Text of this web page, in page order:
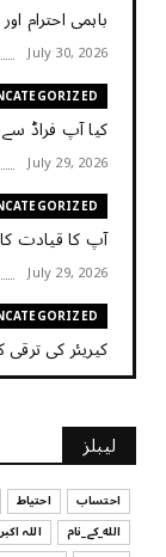
باہمی احترام
July 30, 2026
کیا آپ فراڈ
July 29, 2026
آپ کا قیادت کا
July 29, 2026
کیریئر کی
July 29, 2026
کیا آپ اپنے
July 29, 2026
لیبلز
احتساب احتیاط
الله_کے_نام
اللہ اکبر